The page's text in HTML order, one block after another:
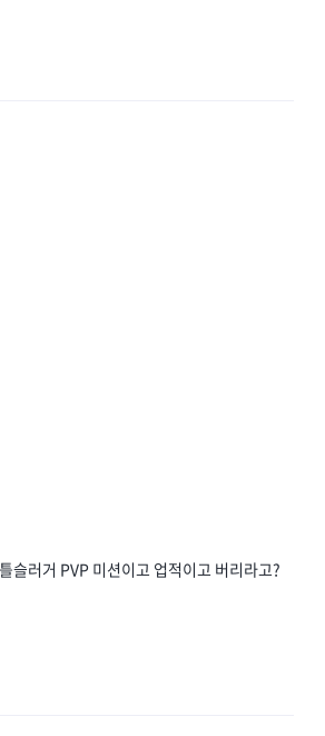
슬러거 PVP 미션이고 업적이고 버리라고?